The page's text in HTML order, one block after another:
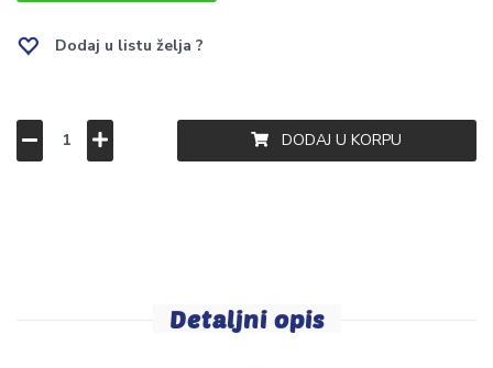
Dodaj u listu želja ?
DODAJ U KORPU
Detaljni opis